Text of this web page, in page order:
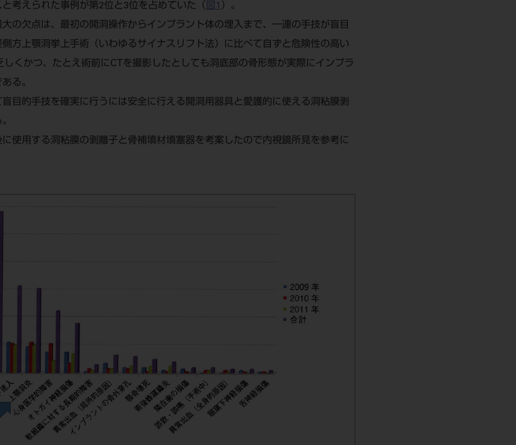
考えられた事例が第2位と3位を占めていた（ 図1 ）。
の欠点は、最初の開洞操作からインプラント体の埋入まで、一連の手技が盲目
方上顎洞挙上手術（いわゆるサイナスリフト法）に比べて自ずと危険性の高い
しくかつ、たとえ術前にCTを撮影したとしても洞底部の骨形態が実際にインプラ
る。
目的手技を確実に行うには安全に行える開洞用器具と愛護的に使える洞粘膜剥
使用する洞粘膜の剥離子と骨補填材填塞器を考案したので内視鏡所見を参考に